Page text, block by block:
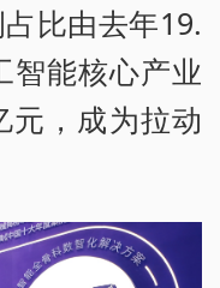
比由去年19.
智能核心产业
元，成为拉动